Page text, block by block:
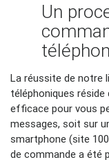
Un
La réussite de notre
téléphoniques
efficace pour vous
messages, soit sur
smartphone (site
de commande a été